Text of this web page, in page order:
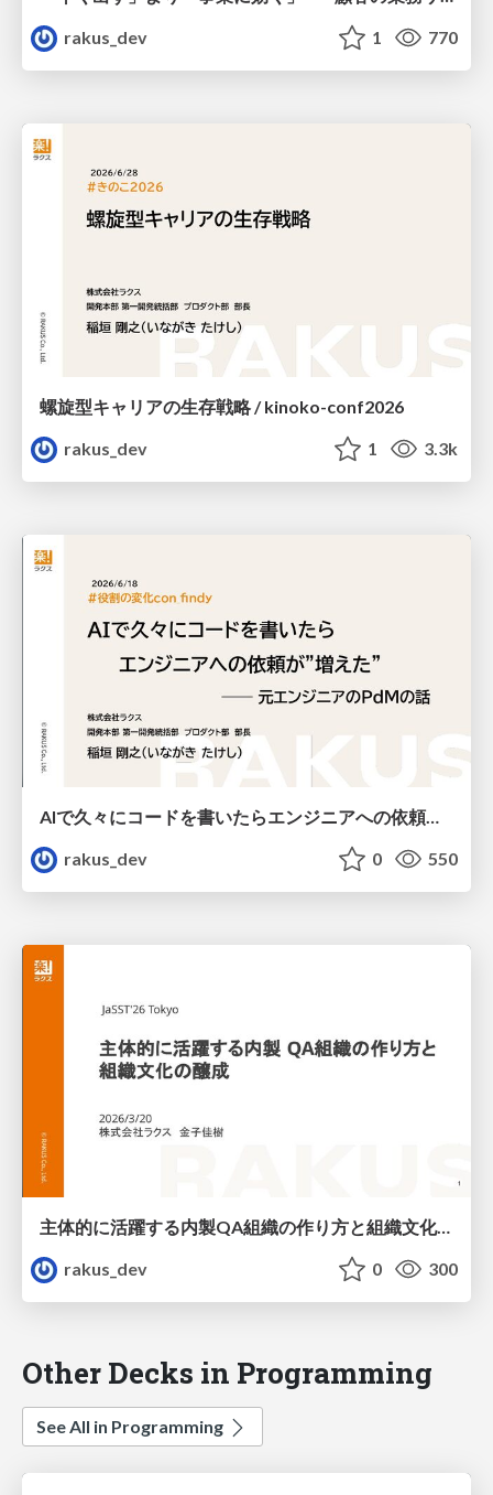
rakus_dev
1 770
螺旋型キャリアの生存戦略 / kinoko-conf2026
rakus_dev
1 3.3k
AIで久々にコードを書いたらエンジニアへの依頼が"増えた" ── 元エンジニアのPdMの話 / Using AI to Code Again After a Long Break Increased My Requests to Engineers: Insights from a Former Engineer PdM
rakus_dev
0 550
主体的に活躍する内製QA組織の作り方と組織文化の醸成 / How to Build a Proactive In-house QA Organization and Foster Its Culture
rakus_dev
0 300
Other Decks in Programming
See All in Programming